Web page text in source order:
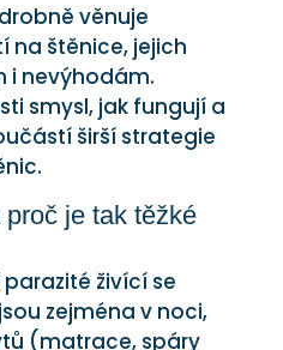
věnuje
na štěnice, jejich
i nevýhodám.
smysl, jak fungují a
širší strategie
je tak těžké
živící se
zejména v noci,
(matrace, spáry